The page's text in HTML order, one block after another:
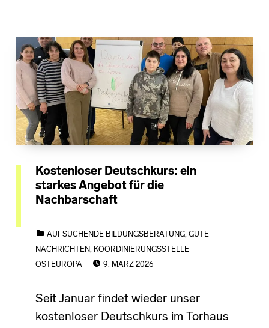
Kostenloser Deutschkurs: ein
starkes Angebot für die
Nachbarschaft
AUFSUCHENDE BILDUNGSBERATUNG, GUTE
NACHRICHTEN
KOORDINIERUNGSSTELLE
OSTEUROPA
9. MÄRZ 2026
Seit Januar findet wieder unser
kostenloser Deutschkurs im Torhaus